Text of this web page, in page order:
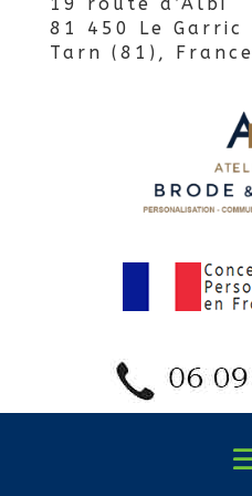
81 450 Le Garric
Tarn (81), France